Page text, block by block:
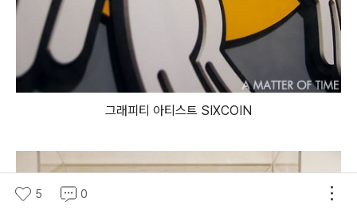
그래피티 아티스트 SIXCOIN
5 0